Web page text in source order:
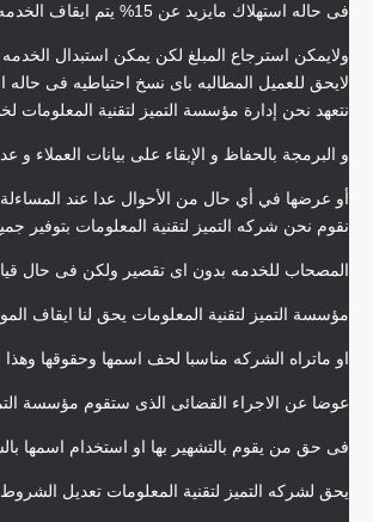
فى حاله استهلاك مايزيد عن 15% يتم ايقاف الخدمه ,
ولايمكن استرجاع المبلغ لكن يمكن استبدال الخدمه
لايحق للعميل المطالبه باى نسخ احتياطيه فى حاله انتهاء
نتعهد نحن إدارة مؤسسة التميز لتقنية المعلومات
و البرمجة بالحفاظ و الإبقاء على بيانات العملاء و
أو عرضها في أي حال من الأحوال عدا عند
نقوم نحن شركه التميز لتقنية المعلومات بتوفير
المصحاب للخدمه بدون اى تقصير ولكن فى حال
مؤسسة التميز لتقنية المعلومات يحق لنا ايقاف
او ماتراه الشركه مناسبا لحف اسمها وحقوقها
عوضا عن الاجراء القضائى الذى ستقوم مؤسسة
فى حق من يقوم بالتشهير بها او استخدام اسمها
يحق لشركه التميز لتقنية المعلومات تعديل